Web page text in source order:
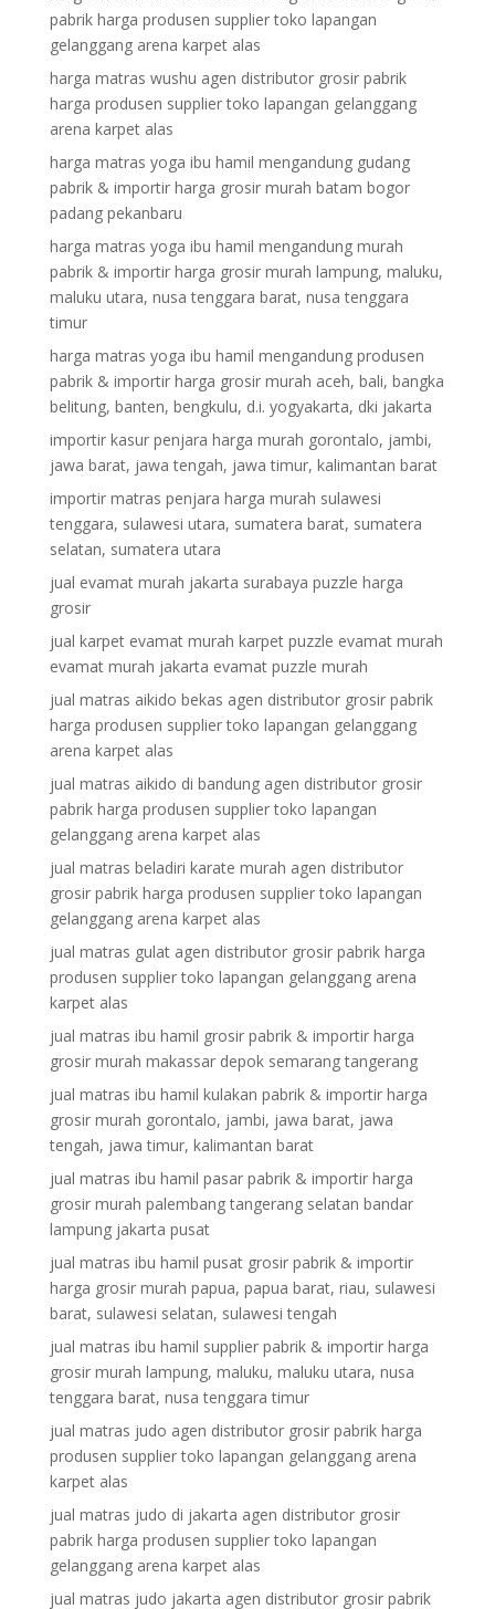
pabrik harga produsen supplier toko lapangan
gelanggang arena karpet alas
harga matras wushu agen distributor grosir pabrik
harga produsen supplier toko lapangan gelanggang
arena karpet alas
harga matras yoga ibu hamil mengandung gudang
pabrik & importir harga grosir murah batam bogor
padang pekanbaru
harga matras yoga ibu hamil mengandung murah
pabrik & importir harga grosir murah lampung, maluku,
maluku utara, nusa tenggara barat, nusa tenggara
timur
harga matras yoga ibu hamil mengandung produsen
pabrik & importir harga grosir murah aceh, bali, bangka
belitung, banten, bengkulu, d.i. yogyakarta, dki jakarta
importir kasur penjara harga murah gorontalo, jambi,
jawa barat, jawa tengah, jawa timur, kalimantan barat
importir matras penjara harga murah sulawesi
tenggara, sulawesi utara, sumatera barat, sumatera
selatan, sumatera utara
jual evamat murah jakarta surabaya puzzle harga
grosir
jual karpet evamat murah karpet puzzle evamat murah
evamat murah jakarta evamat puzzle murah
jual matras aikido bekas agen distributor grosir pabrik
harga produsen supplier toko lapangan gelanggang
arena karpet alas
jual matras aikido di bandung agen distributor grosir
pabrik harga produsen supplier toko lapangan
gelanggang arena karpet alas
jual matras beladiri karate murah agen distributor
grosir pabrik harga produsen supplier toko lapangan
gelanggang arena karpet alas
jual matras gulat agen distributor grosir pabrik harga
produsen supplier toko lapangan gelanggang arena
karpet alas
jual matras ibu hamil grosir pabrik & importir harga
grosir murah makassar depok semarang tangerang
jual matras ibu hamil kulakan pabrik & importir harga
grosir murah gorontalo, jambi, jawa barat, jawa
tengah, jawa timur, kalimantan barat
jual matras ibu hamil pasar pabrik & importir harga
grosir murah palembang tangerang selatan bandar
lampung jakarta pusat
jual matras ibu hamil pusat grosir pabrik & importir
harga grosir murah papua, papua barat, riau, sulawesi
barat, sulawesi selatan, sulawesi tengah
jual matras ibu hamil supplier pabrik & importir harga
grosir murah lampung, maluku, maluku utara, nusa
tenggara barat, nusa tenggara timur
jual matras judo agen distributor grosir pabrik harga
produsen supplier toko lapangan gelanggang arena
karpet alas
jual matras judo di jakarta agen distributor grosir
pabrik harga produsen supplier toko lapangan
gelanggang arena karpet alas
jual matras judo jakarta agen distributor grosir pabrik